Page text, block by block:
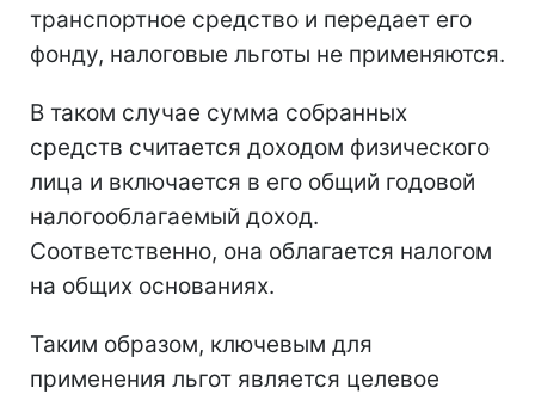
транспортное средство и передает его
фонду, налоговые льготы не применяются.
В таком случае сумма собранных
средств считается доходом физического
лица и включается в его общий годовой
налогооблагаемый доход.
Соответственно, она облагается налогом
на общих основаниях.
Таким образом, ключевым для
применения льгот является целевое